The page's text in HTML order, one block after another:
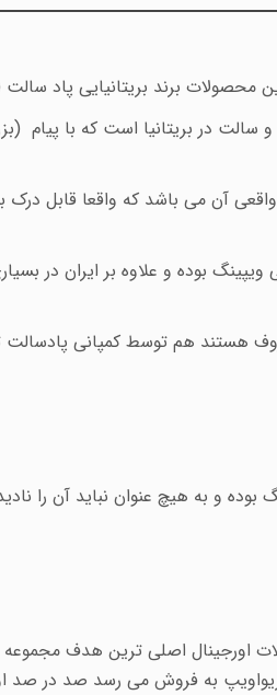
محصولات برند بریتانیایی پاد سالت
در بریتانیا است که با پیام
آن می باشد که واقعا قابل درک
بوده و علاوه بر ایران در
به مینی پادسالت نیز معروف هستند هم توسط
و به هیچ عنوان نباید آن را
اورجینال اصلی ترین هدف
به فروش می رسد صد در صد